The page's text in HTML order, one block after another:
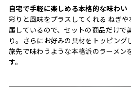
自宅で手軽に楽しめる本格的な味わい
彩りと風味をプラスしてくれる ねぎ
属しているので、セットの商品だけで
り。さらにお好みの具材をトッピング
旅先で味わうような本格派のラーメン
す。